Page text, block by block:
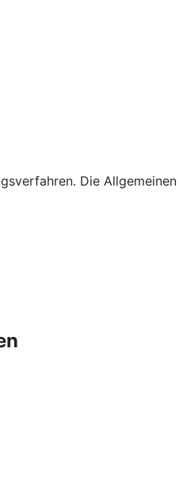
Die Allgemeinen